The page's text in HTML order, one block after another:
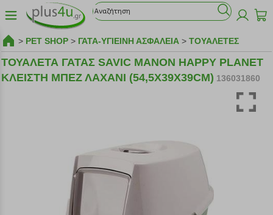
> PET SHOP > ΓΑΤΑ-ΥΓΙΕΙΝΗ ΑΣΦΑΛΕΙΑ > ΤΟΥΑΛΕΤΕΣ
ΤΟΥΑΛΕΤΑ ΓΑΤΑΣ SAVIC MANON HAPPY PLANET
ΚΛΕΙΣΤΗ ΜΠΕΖ ΛΑΧΑΝΙ (54,5X39X39CM) 136031860